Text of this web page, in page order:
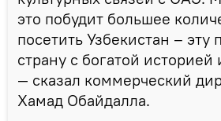
это побудит большее
посетить Узбекистан – эту
страну с богатой
— сказал коммерческий
Хамад Обайдалла.